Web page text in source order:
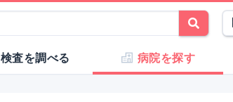
検査を調べる 病院を探す